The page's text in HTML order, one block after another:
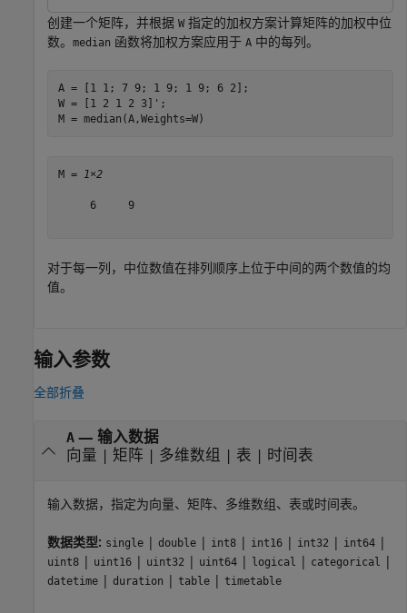
创建一个矩阵，并根据 W 指定的加权方案计算矩阵的加权中位
数。
median 函数将加权方案应用于 A 中的每列。
A = [1 1; 7 9; 1 9; 1 9; 6 2];
W = [1 2 1 2 3]';
M = median(A,Weights=W)
M = 1×2
     6     9
对于每一列，中位数值在排列顺序上位于中间的两个数值的均
值。
输入参数
全部折叠
A— 输入数据
向量 | 矩阵 | 多维数组 | 表 | 时间表
输入数据，指定为向量、矩阵、多维数组、表或时间表。
数据类型: single | double | int8 | int16 | int32 | int64 |
uint8 | uint16 | uint32 | uint64 | logical | categorical |
datetime | duration | table | timetable